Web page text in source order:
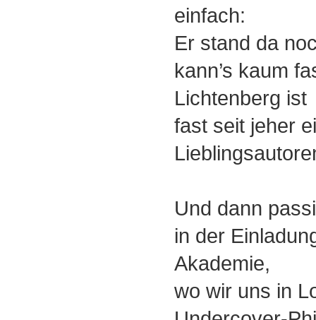
einfach:
Er stand da
kann’s kaum
Lichtenberg ist
fast seit jeher
Und dann
in der
Akademie,
wo wir uns in